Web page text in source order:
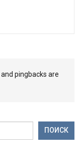
and pingbacks are
ПОИСК